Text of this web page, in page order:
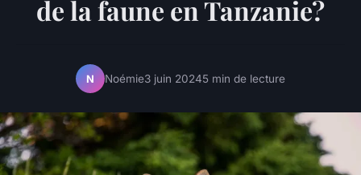
de la faune en Tanzanie?
N Noémie3 juin 20245 min de lecture